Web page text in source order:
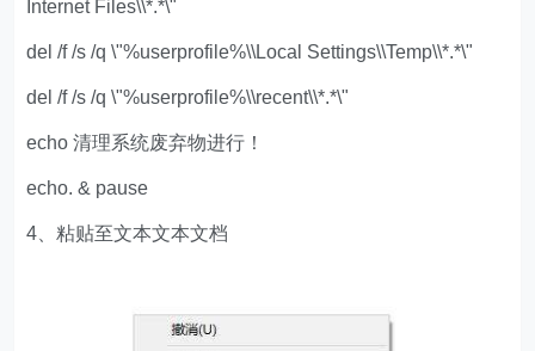
Internet Files\\*.*\"
del /f /s /q \"%userprofile%\\Local Settings\\Temp\\*.*\"
del /f /s /q \"%userprofile%\\recent\\*.*\"
echo 清理系统废弃物进行！
echo. & pause
4、粘贴至文本文本文档